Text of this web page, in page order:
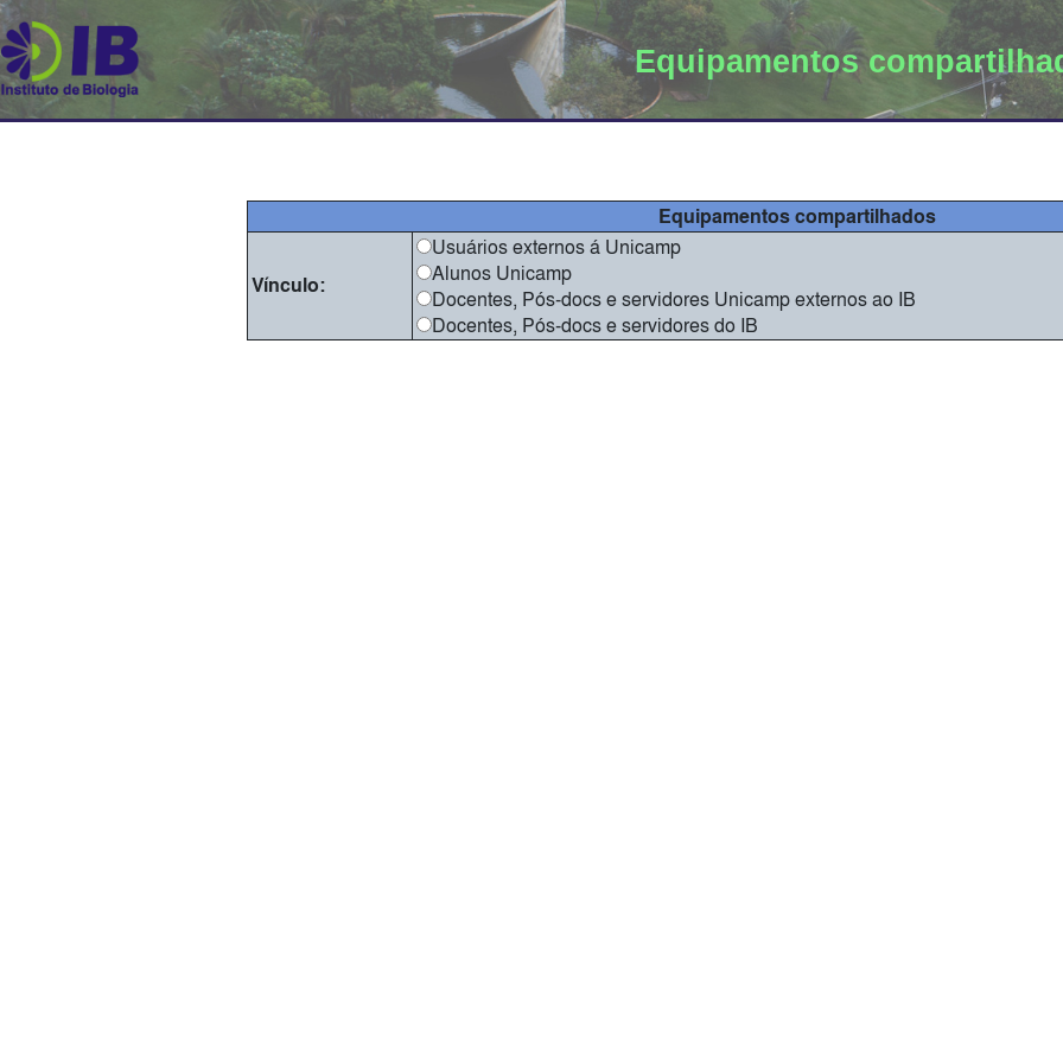
Equipamentos
Equipamentos compartilhados
Vínculo:
Usuários externos á Unicamp
Alunos Unicamp
Docentes, Pós-docs e servidores Unicamp externos ao IB
Docentes, Pós-docs e servidores do IB